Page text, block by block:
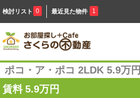
検討リスト 0 最近見た物件 1
ポコ・ア・ポコ 2LDK 5.9万円
賃料 5.9万円